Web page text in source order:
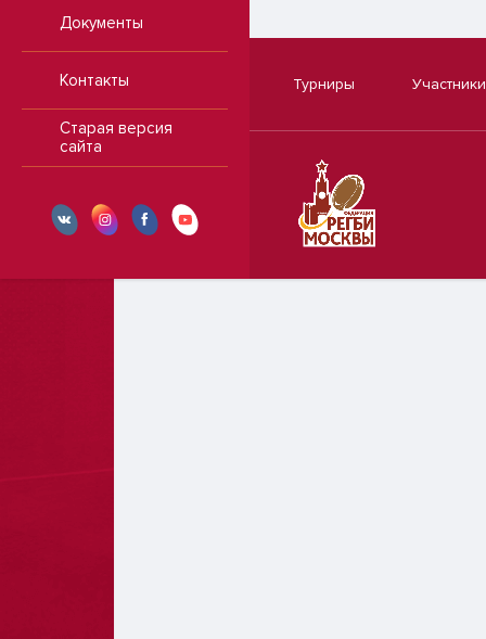
Документы
Контакты
Старая версия
сайта
Турниры Участники